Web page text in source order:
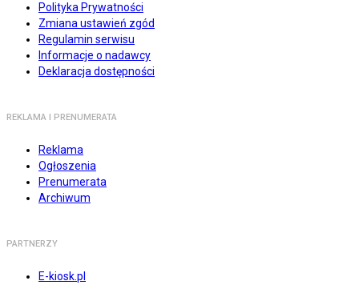
Polityka Prywatności
Zmiana ustawień zgód
Regulamin serwisu
Informacje o nadawcy
Deklaracja dostępności
REKLAMA I PRENUMERATA
Reklama
Ogłoszenia
Prenumerata
Archiwum
PARTNERZY
E-kiosk.pl